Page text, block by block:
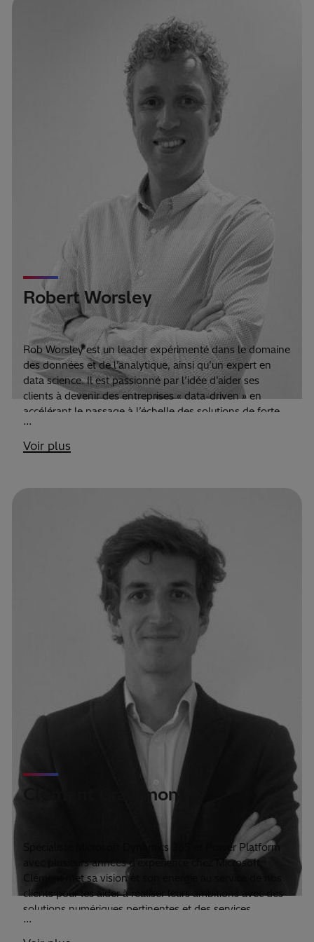
Robert Worsley
Head of Data & Analytics Europe
Rob Worsley est un leader expérimenté dans le domaine
des données et de l’analytique, ainsi qu’un expert en
data science. Il est passionné par l’idée d’aider ses
clients à devenir des entreprises « data-driven » en
accélérant le passage à l’échelle des solutions de forte
valeur ajoutée.
…
Voir plus
Clément Grammont
Spécialiste Microsoft Dynamics 365 et Power Platform
avec plusieurs années d’expérience chez Microsoft,
Clément met sa vision et son énergie au service de nos
clients pour les aider à réaliser leurs ambitions avec des
solutions numériques pertinentes et des services
adaptés.
…